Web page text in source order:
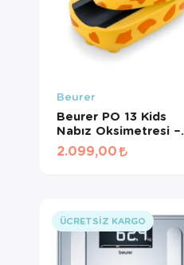
Beurer
Beurer PO 13 Kids
Nabız Oksimetresi –
Çocuklar İçin SpO2 &
Nabız Ölçer Parmak
2.099,00
ÜCRETSIZ KARGO